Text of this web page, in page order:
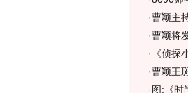
·曹颖主
·曹颖将
· 《侦探
·曹颖王
· 图:《时